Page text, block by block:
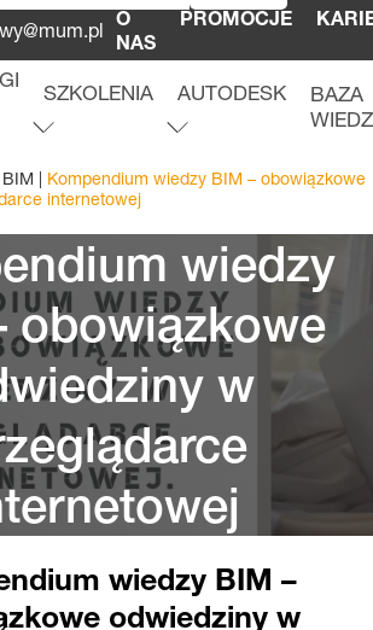
O
NAS
PROMOCJE
SZKOLENIA
S
z
k
o
l
e
n
i
a
r
o
z
w
i
ń
m
e
n
AUTODESK
A
u
t
o
d
e
s
k
r
o
z
w
i
ń
m
e
n
BAZA
BIM | Kompendium wiedzy BIM – obowiązkowe
internetowej
wiedzy
obowiązkowe
w
wiedzy BIM –
odwiedziny w